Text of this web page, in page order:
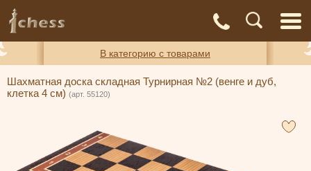
и оплата
В категорию с товарами
Шахматная доска складная Турнирная №2 (венге и дуб,
клетка 4 см) (арт. 55120)